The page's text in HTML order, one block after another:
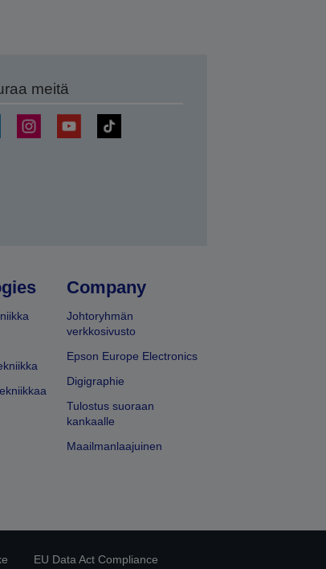
meitä
Company
Johtoryhmän
verkkosivusto
Epson Europe Electronics
Digigraphie
Tulostus suoraan
kankaalle
Maailmanlaajuinen
EU Data Act Compliance